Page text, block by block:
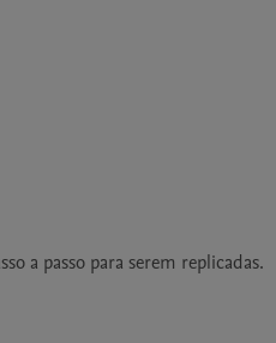
a passo para serem replicadas.